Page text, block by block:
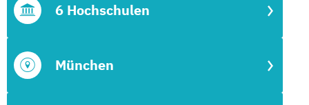
München
6 Hochschulen